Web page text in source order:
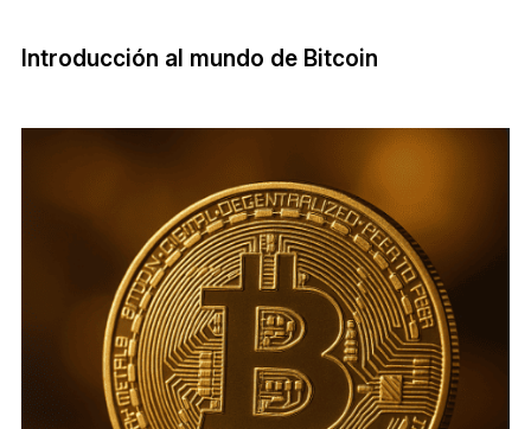
Introducción al mundo de Bitcoin